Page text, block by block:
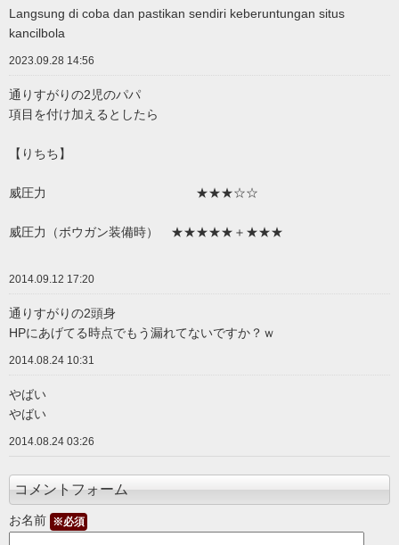
Langsung di coba dan pastikan sendiri keberuntungan situs
kancilbola
2023.09.28 14:56
通りすがりの2児のパパ
項目を付け加えるとしたら
【りちち】
威圧力 ★★★☆☆
威圧力（ボウガン装備時） ★★★★★＋★★★
2014.09.12 17:20
通りすがりの2頭身
HPにあげてる時点でもう漏れてないですか？ｗ
2014.08.24 10:31
やばい
やばい
2014.08.24 03:26
コメントフォーム
お名前 ※必須